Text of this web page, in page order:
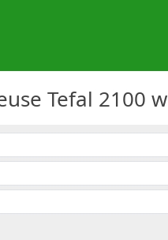
Tefal 2100 w